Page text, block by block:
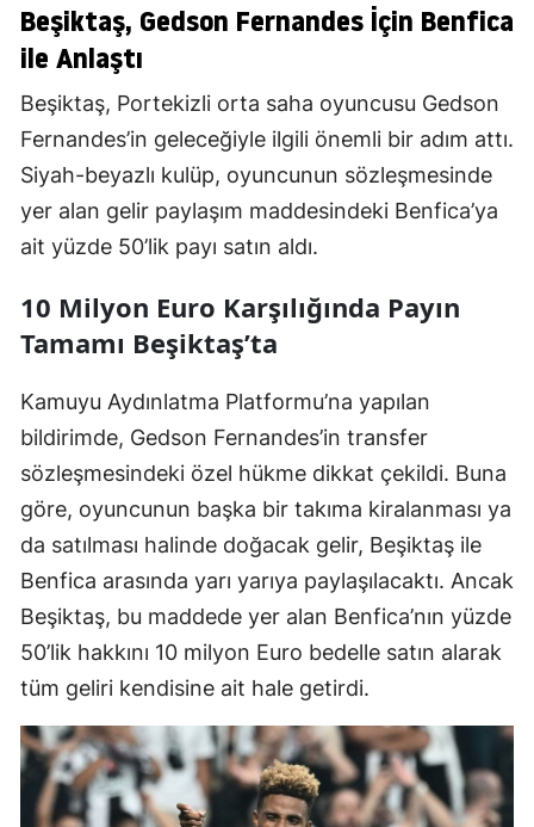
Beşiktaş, Gedson Fernandes İçin Benfica
ile Anlaştı
Beşiktaş, Portekizli orta saha oyuncusu Gedson
Fernandes’in geleceğiyle ilgili önemli bir adım attı.
Siyah-beyazlı kulüp, oyuncunun sözleşmesinde
yer alan gelir paylaşım maddesindeki Benfica’ya
ait yüzde 50’lik payı satın aldı.
10 Milyon Euro Karşılığında Payın
Tamamı Beşiktaş’ta
Kamuyu Aydınlatma Platformu’na yapılan
bildirimde, Gedson Fernandes’in transfer
sözleşmesindeki özel hükme dikkat çekildi. Buna
göre, oyuncunun başka bir takıma kiralanması ya
da satılması halinde doğacak gelir, Beşiktaş ile
Benfica arasında yarı yarıya paylaşılacaktı. Ancak
Beşiktaş, bu maddede yer alan Benfica’nın yüzde
50’lik hakkını 10 milyon Euro bedelle satın alarak
tüm geliri kendisine ait hale getirdi.